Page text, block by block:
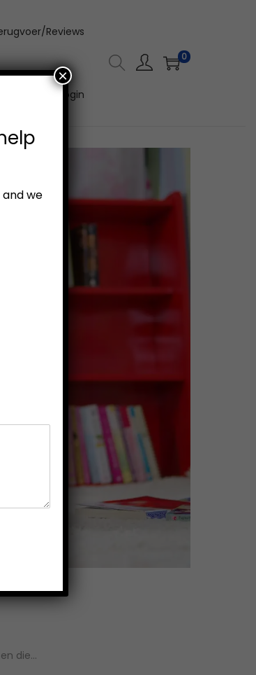
Reviews
Kursus Login
0
die…
and we
×